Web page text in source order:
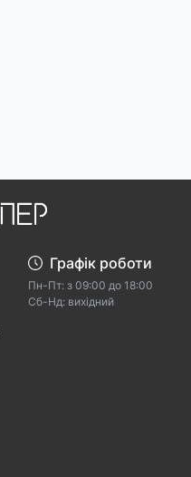
Графік роботи
Пн-Пт: з 09:00 дo 18:00
Cб-Hд: виxідний